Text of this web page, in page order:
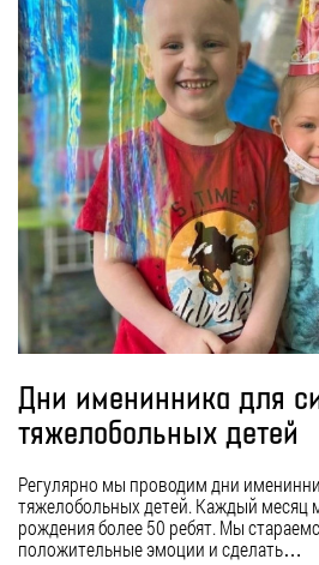
Дни именинника для
тяжелобольных детей
Регулярно мы проводим дни
тяжелобольных детей. Каждый месяц
рождения более 50 ребят. Мы
положительные эмоции и сделать…